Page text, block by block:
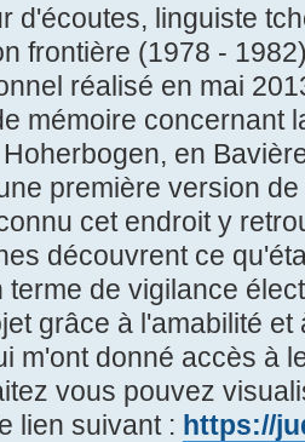
d'écoutes, linguiste
frontière (1978 -
réalisé en mai
mémoire concernant
en
première version
cet endroit y
découvrent ce
terme de vigilance
grâce à l'amabilité
m'ont donné accès à
vous pouvez
lien suivant : https://